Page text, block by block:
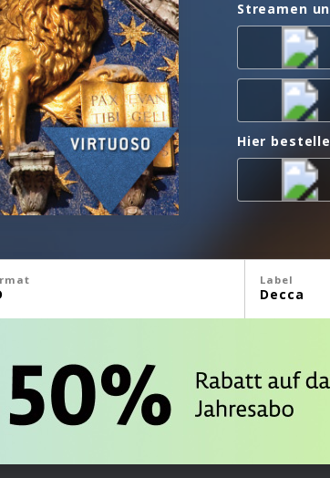
Streamen
Hier
Label
Decca